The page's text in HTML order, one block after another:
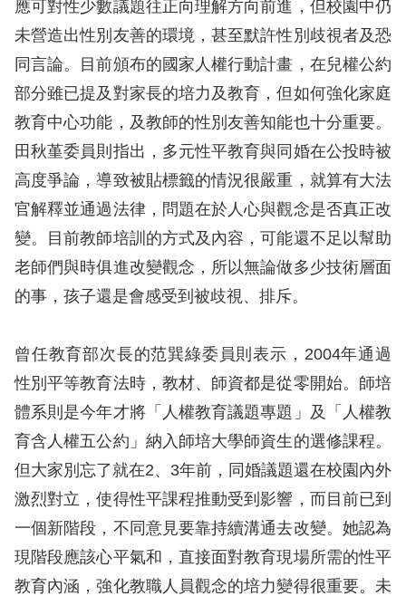
網
頁
宣
言
應可對性少數議題往正向理解方向前進，但校園中仍
未營造出性別友善的環境，甚至默許性別歧視者及恐
同言論。目前頒布的國家人權行動計畫，在兒權公約
部分雖已提及對家長的培力及教育，但如何強化家庭
教育中心功能，及教師的性別友善知能也十分重要。
田秋堇委員則指出，多元性平教育與同婚在公投時被
高度爭論，導致被貼標籤的情況很嚴重，就算有大法
官解釋並通過法律，問題在於人心與觀念是否真正改
變。目前教師培訓的方式及內容，可能還不足以幫助
老師們與時俱進改變觀念，所以無論做多少技術層面
的事，孩子還是會感受到被歧視、排斥。
曾任教育部次長的范巽綠委員則表示，2004年通過
性別平等教育法時，教材、師資都是從零開始。師培
體系則是今年才將「人權教育議題專題」及「人權教
育含人權五公約」納入師培大學師資生的選修課程。
但大家別忘了就在2、3年前，同婚議題還在校園內外
激烈對立，使得性平課程推動受到影響，而目前已到
一個新階段，不同意見要靠持續溝通去改變。她認為
現階段應該心平氣和，直接面對教育現場所需的性平
教育內涵，強化教職人員觀念的培力變得很重要。未